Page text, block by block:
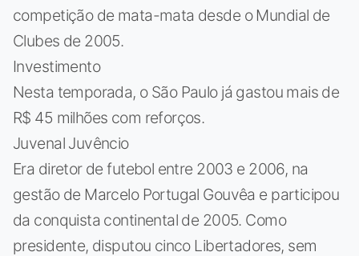
competição de mata-mata desde o Mundial de
Clubes de 2005.
Investimento
Nesta temporada, o São Paulo já gastou mais de
R$ 45 milhões com reforços.
Juvenal Juvêncio
Era diretor de futebol entre 2003 e 2006, na
gestão de Marcelo Portugal Gouvêa e participou
da conquista continental de 2005. Como
presidente, disputou cinco Libertadores, sem